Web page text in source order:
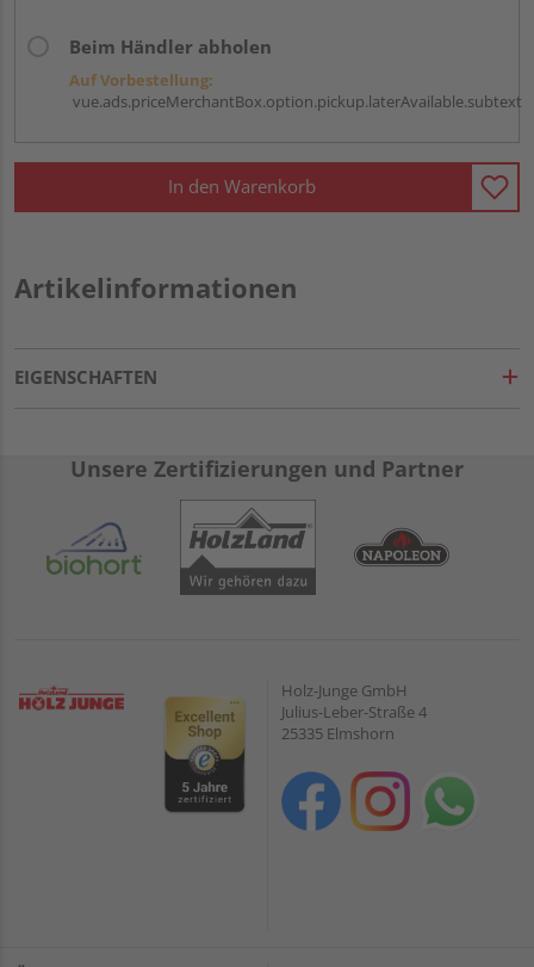
Beim Händler abholen
Auf Vorbestellung:
vue.ads.priceMerchantBox.option.pickup.laterAvailable.subtext
In den Warenkorb
Artikelinformationen
EIGENSCHAFTEN
Unsere Zertifizierungen und Partner
Holz-Junge GmbH
Julius-Leber-Straße 4
25335 Elmshorn